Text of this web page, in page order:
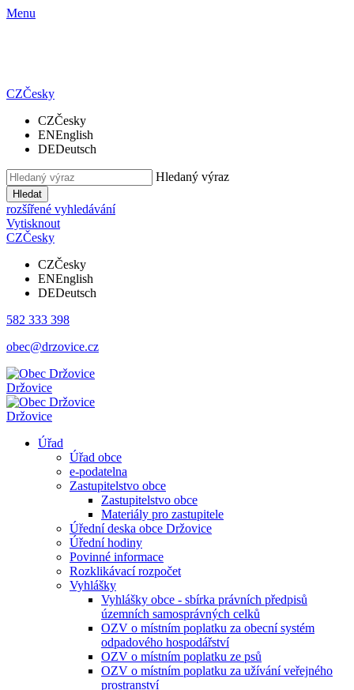
Menu
CZČesky
CZČesky
ENEnglish
DEDeutsch
Hledaný výraz
Hledat
rozšířené vyhledávání
Vytisknout
CZČesky
CZČesky
ENEnglish
DEDeutsch
582 333 398
obec@drzovice.cz
Držovice
Držovice
Úřad
Úřad obce
e-podatelna
Zastupitelstvo obce
Zastupitelstvo obce
Materiály pro zastupitele
Úřední deska obce Držovice
Úřední hodiny
Povinné informace
Rozklikávací rozpočet
Vyhlášky
Vyhlášky obce - sbírka právních předpisů
územních samosprávných celků
OZV o místním poplatku za obecní systém
odpadového hospodářství
OZV o místním poplatku ze psů
OZV o místním poplatku za užívání veřejného
prostranství